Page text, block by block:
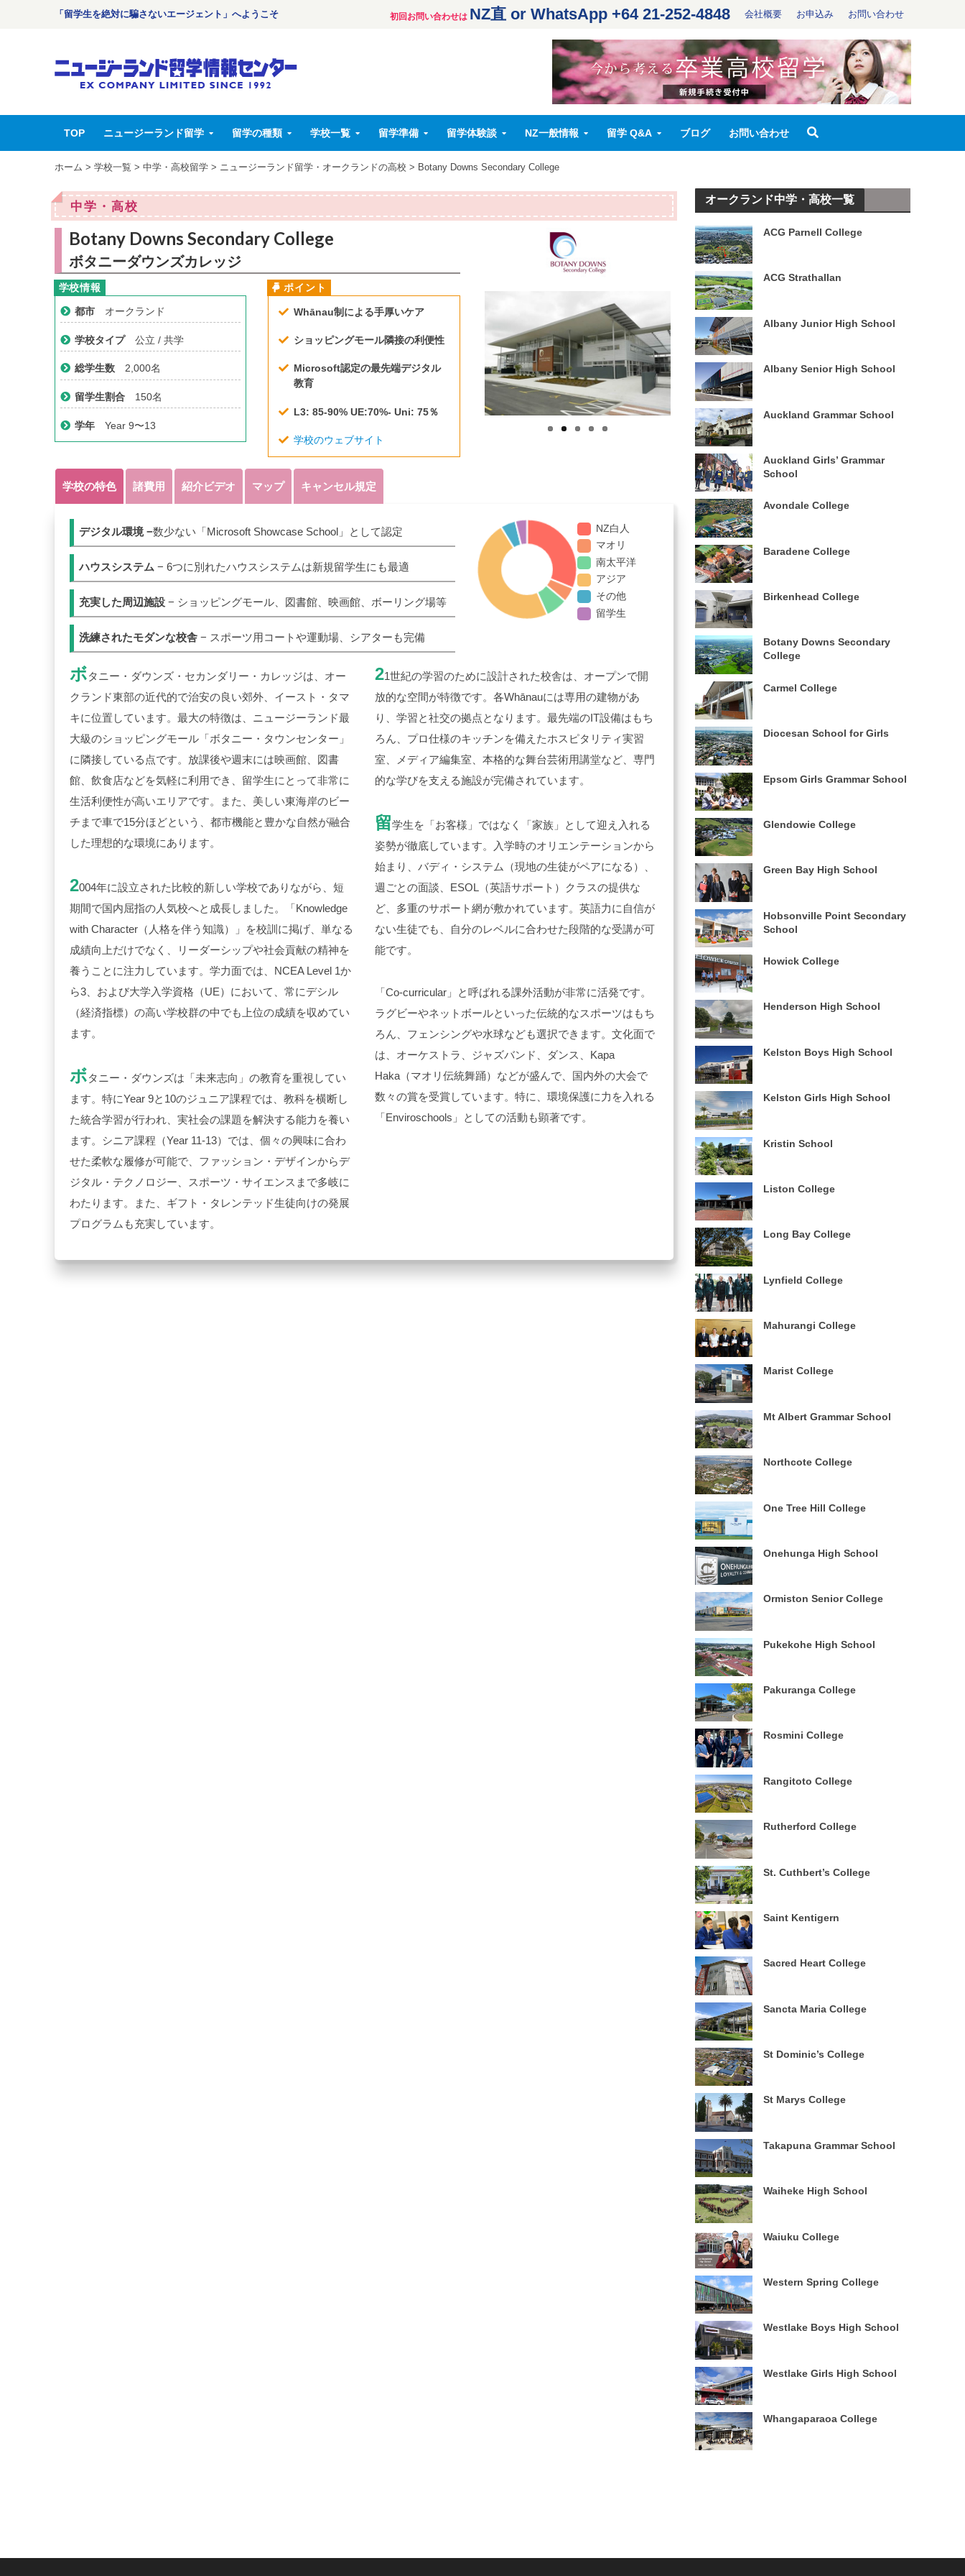
「留学生を絶対に騙さないエージェント」へようこそ NZ直 or WhatsApp +64 21-252-4848 会社概要 お申込み お問い合わせ
TOP ニュージーランド留学 留学の種類 学校一覧 留学準備 留学体験談 NZ一般情報 留学 Q&A ブログ お問い合わせ
ホーム > 学校一覧 > 中学・高校留学> ニュージーランド留学・オークランドの高校 > Botany Downs Secondary College
中学・高校
Botany Downs Secondary College
ボタニーダウンズカレッジ
都市オークランド
学校タイプ公立 / 共学
総学生数2,000名
留学生割合150名
学年Year 9〜13
Whānau制による手厚いケア
ショッピングモール隣接の利便性
Microsoft認定の最先端デジタル
教育
L3: 85-90% UE:70%- Uni: 75％
学校のウェブサイト
学校の特色 諸費用 紹介ビデオ マップ キャンセル規定
デジタル環境 −数少ない「Microsoft Showcase School」として認定
ハウスシステム − 6つに別れたハウスシステムは新規留学生にも最適
充実した周辺施設 − ショッピングモール、図書館、映画館、ボーリング場等
洗練されたモダンな校舎 − スポーツ用コートや運動場、シアターも完備
NZ白人
マオリ
南太平洋
アジア
その他
留学生
ボタニー・ダウンズ・セカンダリー・カレッジは、オー
クランド東部の近代的で治安の良い郊外、イースト・タマ
キに位置しています。最大の特徴は、ニュージーランド最
大級のショッピングモール「ボタニー・タウンセンター」
に隣接している点です。放課後や週末には映画館、図書
館、飲食店などを気軽に利用でき、留学生にとって非常に
生活利便性が高いエリアです。また、美しい東海岸のビー
チまで車で15分ほどという、都市機能と豊かな自然が融合
した理想的な環境にあります。
2004年に設立された比較的新しい学校でありながら、短
期間で国内屈指の人気校へと成長しました。「Knowledge
with Character（人格を伴う知識）」を校訓に掲げ、単なる
成績向上だけでなく、リーダーシップや社会貢献の精神を
養うことに注力しています。学力面では、 NCEA Level 1か
ら3、および大学入学資格（UE）において、常にデシル
（経済指標）の高い学校群の中でも上位の成績を収めてい
ます。
ボタニー・ダウンズは「未来志向」の教育を重視してい
ます。特にYear 9と 10のジュニア課程では、教科を横断し
た統合学習が行われ、実社会の課題を解決する能力を養い
ます。シニア課程（Year 11-13）では、個々の興味に合わ
せた柔軟な履修が可能で、ファッション・デザインからデ
ジタル・テクノロジー、スポーツ・サイエンスまで多岐に
わたります。また、ギフト・タレンテッド生徒向けの発展
プログラムも充実しています。
21世紀の学習のために設計された校舎は、オープンで開
放的な空間が特徴です。各Whānauには専用の建物があ
り、学習と社交の拠点となります。最先端のIT設備はもち
ろん、プロ仕様のキッチンを備えたホスピタリティ実習
室、メディア編集室、本格的な舞台芸術用講堂など、専門
的な学びを支える施設が完備されています。
留学生を「お客様」ではなく「家族」として迎え入れる
姿勢が徹底しています。入学時のオリエンテーションから
始まり、バディ・システム（現地の生徒がペアになる）、
週ごとの面談、 ESOL （英語サポート）クラスの提供な
ど、多重のサポート網が敷かれています。英語力に自信が
ない生徒でも、自分のレベルに合わせた段階的な受講が可
能です。
「Co-curricular」と呼ばれる課外活動が非常に活発です。
ラグビーやネットボールといった伝統的なスポーツはもち
ろん、フェンシングや水球なども選択できます。文化面で
は、オーケストラ、ジャズバンド、ダンス、 Kapa
Haka（マオリ伝統舞踊）などが盛んで、国内外の大会で
数々の賞を受賞しています。特に、環境保護に力を入れる
「Enviroschools 」としての活動も顕著です。
オークランド中学・高校一覧
ACG Parnell College
ACG Strathallan
Albany Junior High School
Albany Senior High School
Auckland Grammar School
Auckland Girls’ Grammar
School
Avondale College
Baradene College
Birkenhead College
Botany Downs Secondary
College
Carmel College
Diocesan School for Girls
Epsom Girls Grammar School
Glendowie College
Green Bay High School
Hobsonville Point Secondary
School
Howick College
Henderson High School
Kelston Boys High School
Kelston Girls High School
Kristin School
Liston College
Long Bay College
Lynfield College
Mahurangi College
Marist College
Mt Albert Grammar School
Northcote College
One Tree Hill College
Onehunga High School
Ormiston Senior College
Pukekohe High School
Pakuranga College
Rosmini College
Rangitoto College
Rutherford College
St. Cuthbert’s College
Saint Kentigern
Sacred Heart College
Sancta Maria College
St Dominic’s College
St Marys College
Takapuna Grammar School
Waiheke High School
Waiuku College
Western Spring College
Westlake Boys High School
Westlake Girls High School
Whangaparaoa College